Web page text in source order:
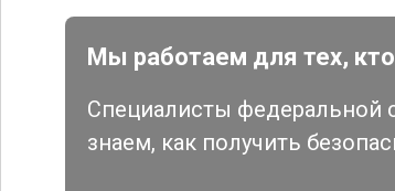
Мы работаем для тех,
Специалисты федеральной
знаем, как получить